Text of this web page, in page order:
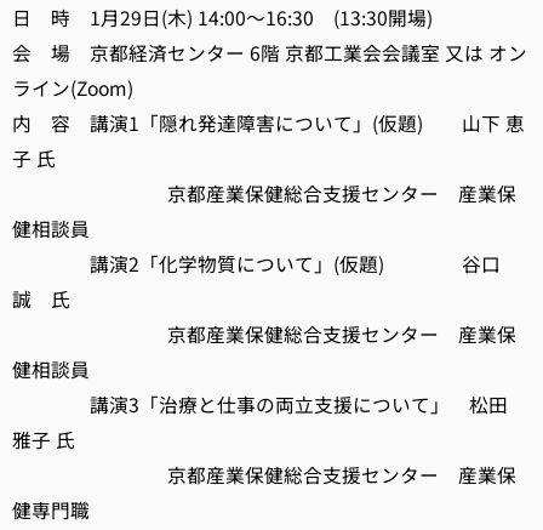
日 時 1月29日(木) 14:00～16:30 (13:30開場)
会 場 京都経済センター 6階 京都工業会会議室 又は オン
ライン(Zoom)
内 容 講演1「隠れ発達障害について」(仮題) 山下 恵
子 氏
京都産業保健総合支援センター 産業保
健相談員
講演2「化学物質について」(仮題) 谷口
誠 氏
京都産業保健総合支援センター 産業保
健相談員
講演3「治療と仕事の両立支援について」 松田
雅子 氏
京都産業保健総合支援センター 産業保
健専門職